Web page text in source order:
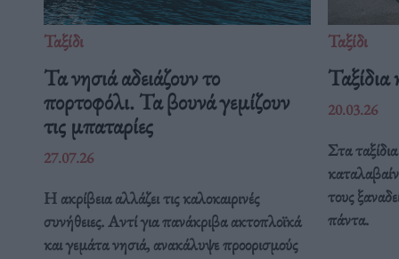
Ταξίδι
Τα νησιά αδειάζουν το
πορτοφόλι. Τα βουνά γεμίζουν
τις μπαταρίες
27.07.26
Η ακρίβεια αλλάζει τις καλοκαιρινές
συνήθειες. Αντί για πανάκριβα ακτοπλοϊκά
και γεμάτα νησιά, ανακάλυψε προορισμούς
Ταξίδι
Ταξίδια
20.03.26
Στα
τους
πάντα.